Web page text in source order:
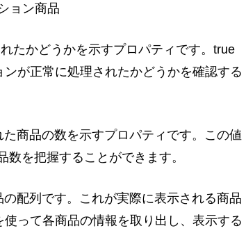
ョン商品
たかどうかを示すプロパティです。true
が正常に処理されたかどうかを確認する
商品の数を示すプロパティです。この値
を把握することができます。
配列です。これが実際に表示される商品
って各商品の情報を取り出し、表示する